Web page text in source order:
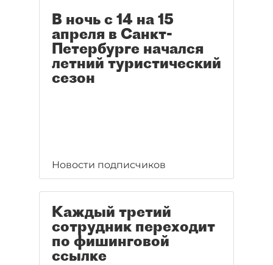
В ночь с 14 на 15
апреля в Санкт-
Петербурге начался
летний туристический
сезон
Новости подписчиков
Каждый третий
сотрудник переходит
по фишинговой
ссылке